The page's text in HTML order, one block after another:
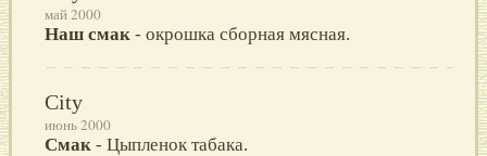
май 2000
Наш смак - окрошка сборная мясная.
City
июнь 2000
Смак - Цыпленок табака.